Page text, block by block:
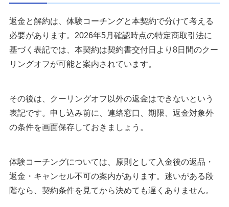
返金と解約は、体験コーチングと本契約で分けて考える
必要があります。2026年5月確認時点の特定商取引法に
基づく表記では、本契約は契約書交付日より8日間のクー
リングオフが可能と案内されています。
その後は、クーリングオフ以外の返金はできないという
表記です。申し込み前に、連絡窓口、期限、返金対象外
の条件を画面保存しておきましょう。
体験コーチングについては、原則として入金後の返品・
返金・キャンセル不可の案内があります。迷いがある段
階なら、契約条件を見てから決めても遅くありません。